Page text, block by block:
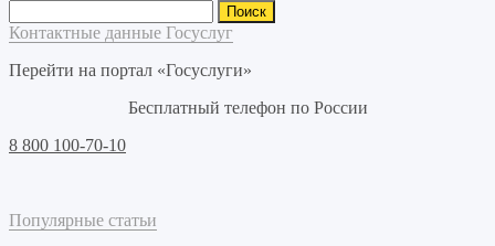
Контактные данные Госуслуг
Перейти на портал «Госуслуги»
Бесплатный телефон по России
8 800 100-70-10
Популярные статьи